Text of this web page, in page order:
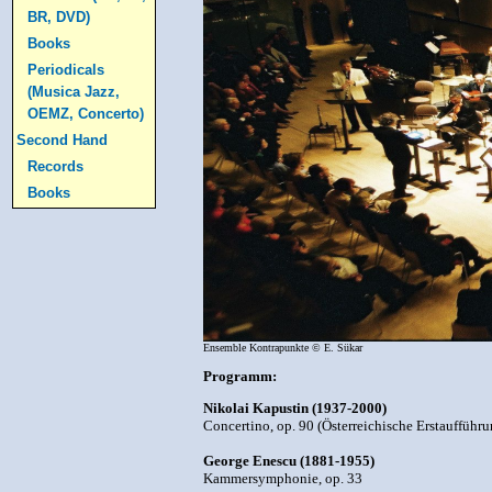
BR, DVD)
Books
Periodicals
(Musica Jazz,
OEMZ, Concerto)
Second Hand
Records
Books
Ensemble Kontrapunkte © E. Sükar
Programm:
Nikolai Kapustin (1937-2000)
Concertino, op. 90 (Österreichische
George Enescu (1881-1955)
Kammersymphonie, op. 33